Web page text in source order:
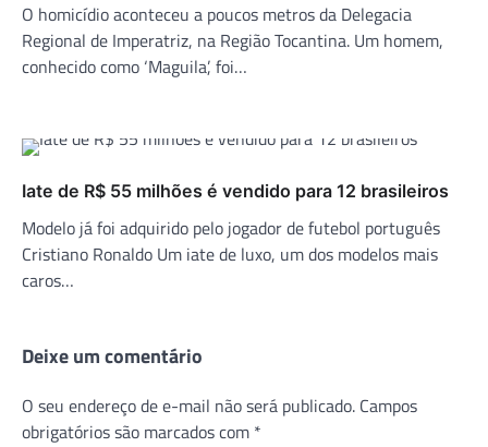
O homicídio aconteceu a poucos metros da Delegacia
Regional de Imperatriz, na Região Tocantina. Um homem,
conhecido como ‘Maguila’, foi…
Iate de R$ 55 milhões é vendido para 12 brasileiros
Modelo já foi adquirido pelo jogador de futebol português
Cristiano Ronaldo Um iate de luxo, um dos modelos mais
caros…
Deixe um comentário
O seu endereço de e-mail não será publicado. Campos
obrigatórios são marcados com *